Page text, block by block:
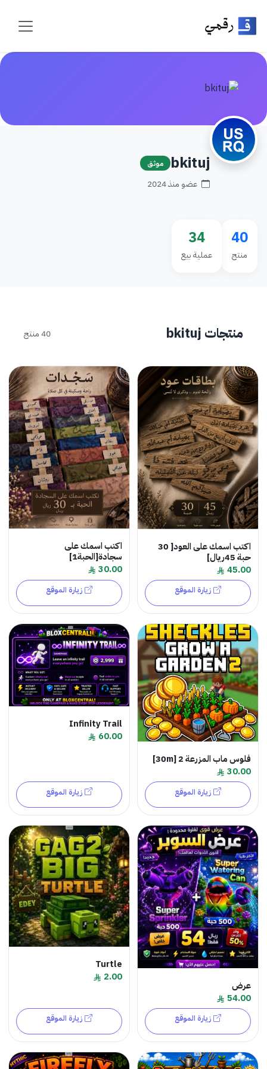
bkituj موثق
عضو منذ 2024
40
منتج
34
عملية بيع
منتجات bkituj 40 منتج
اكتب اسمك على العود[ 30
حبة 45ريال]
45.00
زيارة الموقع
اكتب اسمك على
سجادة[الحبة1]
30.00
زيارة الموقع
فلوس ماب المزرعة 2 [30m]
30.00
زيارة الموقع
Infinity Trail
60.00
زيارة الموقع
عرض
54.00
زيارة الموقع
Turtle
2.00
زيارة الموقع